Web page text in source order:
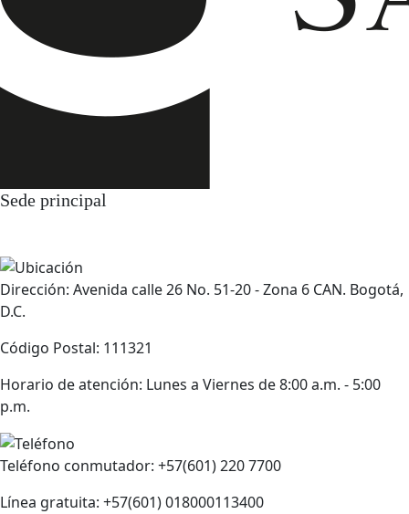
Sede principal
Dirección: Avenida calle 26 No. 51-20 - Zona 6 CAN. Bogotá,
D.C.
Código Postal: 111321
Horario de atención: Lunes a Viernes de 8:00 a.m. - 5:00
p.m.
Teléfono conmutador: +57(601) 220 7700
Línea gratuita: +57(601) 018000113400